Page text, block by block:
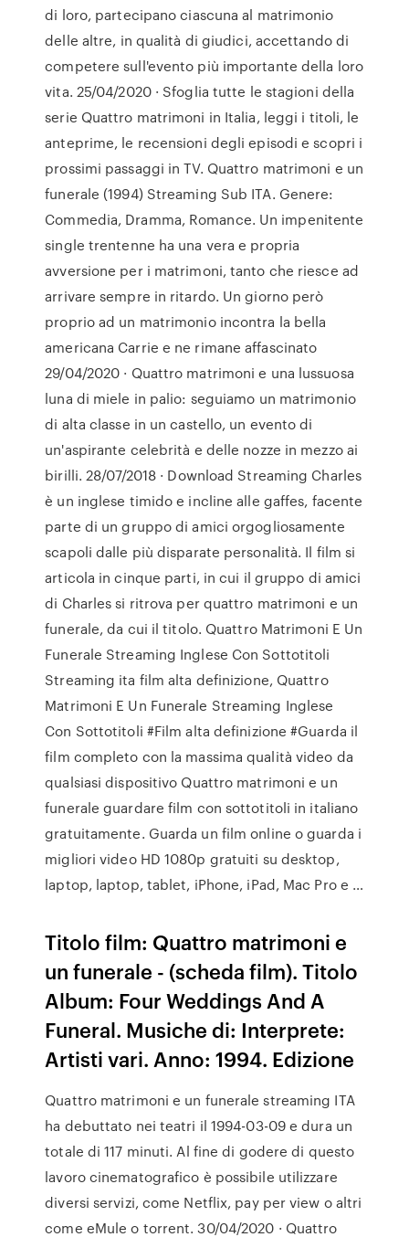
di loro, partecipano ciascuna al matrimonio
delle altre, in qualità di giudici, accettando di
competere sull'evento più importante della loro
vita. 25/04/2020 · Sfoglia tutte le stagioni della
serie Quattro matrimoni in Italia, leggi i titoli, le
anteprime, le recensioni degli episodi e scopri i
prossimi passaggi in TV. Quattro matrimoni e un
funerale (1994) Streaming Sub ITA. Genere:
Commedia, Dramma, Romance. Un impenitente
single trentenne ha una vera e propria
avversione per i matrimoni, tanto che riesce ad
arrivare sempre in ritardo. Un giorno però
proprio ad un matrimonio incontra la bella
americana Carrie e ne rimane affascinato
29/04/2020 · Quattro matrimoni e una lussuosa
luna di miele in palio: seguiamo un matrimonio
di alta classe in un castello, un evento di
un'aspirante celebrità e delle nozze in mezzo ai
birilli. 28/07/2018 · Download Streaming Charles
è un inglese timido e incline alle gaffes, facente
parte di un gruppo di amici orgogliosamente
scapoli dalle più disparate personalità. Il film si
articola in cinque parti, in cui il gruppo di amici
di Charles si ritrova per quattro matrimoni e un
funerale, da cui il titolo. Quattro Matrimoni E Un
Funerale Streaming Inglese Con Sottotitoli
Streaming ita film alta definizione, Quattro
Matrimoni E Un Funerale Streaming Inglese
Con Sottotitoli #Film alta definizione #Guarda il
film completo con la massima qualità video da
qualsiasi dispositivo Quattro matrimoni e un
funerale guardare film con sottotitoli in italiano
gratuitamente. Guarda un film online o guarda i
migliori video HD 1080p gratuiti su desktop,
laptop, laptop, tablet, iPhone, iPad, Mac Pro e …
Titolo film: Quattro matrimoni e
un funerale - (scheda film). Titolo
Album: Four Weddings And A
Funeral. Musiche di: Interprete:
Artisti vari. Anno: 1994. Edizione
Quattro matrimoni e un funerale streaming ITA
ha debuttato nei teatri il 1994-03-09 e dura un
totale di 117 minuti. Al fine di godere di questo
lavoro cinematografico è possibile utilizzare
diversi servizi, come Netflix, pay per view o altri
come eMule o torrent. 30/04/2020 · Quattro